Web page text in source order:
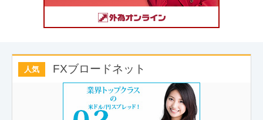
人気 FXブロードネット